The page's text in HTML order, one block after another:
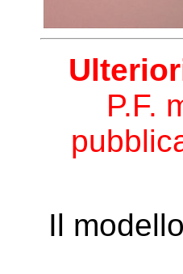
P.F.
Il